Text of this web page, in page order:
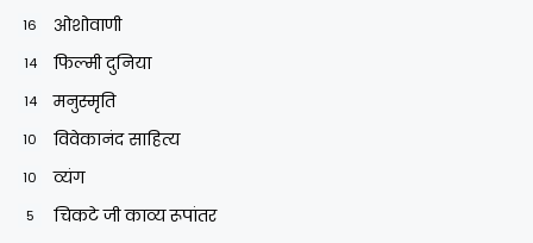
16 ओशोवाणी
14 फिल्मी दुनिया
14 मनुस्मृति
10 विवेकानंद साहित्य
10 व्यंग
5 चिकटे जी काव्य रूपांतर